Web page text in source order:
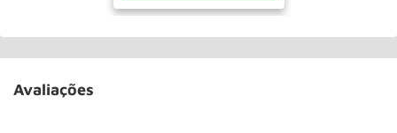
Avaliações